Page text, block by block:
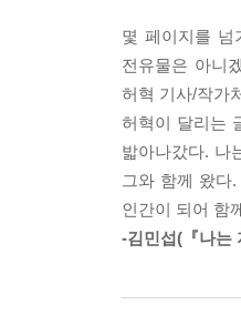
4부. 버스에 오
갈대
당신 몸이 앞으
시인의 마음으로
친절기사의 조건
“여보, 오늘은
중년 삭발을 위
식권
“왜 그렇게 사세
욕을 먹으니 힘
---「분노는 나
전주 시내버스
고 무얼 듣고
이 아니며, 진
버스라도 타야
인 그룹과 비
이름 없이 사는
“노동하는 한
“몇 페이지를
나온다. 허혁
타인과 관계 맺
보여주기 민
몇 페이지를 넘
전유물은 아니
허혁 기사/작가
허혁이 달리는
밟아나갔다. 나
그와 함께 왔다
인간이 되어 함
-김민섭(『나는